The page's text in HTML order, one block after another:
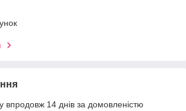
впродовж 14 днів за домовленістю